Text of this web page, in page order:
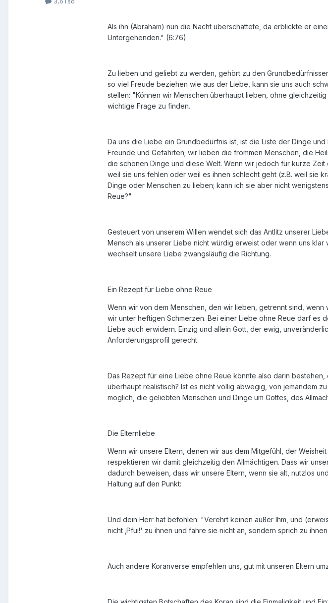
Als ihn (Abraham) nun die Nacht überschattete, da erblickte er
Untergehenden." (6:76)
Zu lieben und geliebt zu werden, gehört zu den
so viel Freude beziehen wie aus der Liebe, kann sie uns auch
stellen: "Können wir Menschen überhaupt lieben, ohne
wichtige Frage zu finden.
Da uns die Liebe ein Grundbedürfnis ist, ist die Liste der Dinge
Freunde und Gefährten; wir lieben die frommen Menschen, die
die schönen Dinge und diese Welt. Wenn wir jedoch für kurze
weil sie uns fehlen oder weil es ihnen schlecht geht (z.B. weil sie
Dinge oder Menschen zu lieben; kann ich sie aber nicht
Reue?"
Gesteuert von unserem Willen wendet sich das Antlitz unserer
Mensch als unserer Liebe nicht würdig erweist oder wenn uns
wechselt unsere Liebe zwangsläufig die Richtung.
Ein Rezept für Liebe ohne Reue
Wenn wir von dem Menschen, den wir lieben, getrennt sind,
wir unter heftigen Schmerzen. Bei einer Liebe ohne Reue darf es
Liebe auch erwidern. Einzig und allein Gott, der ewig,
Anforderungsprofil gerecht.
Das Rezept für eine Liebe ohne Reue könnte also darin
überhaupt realistisch? Ist es nicht völlig abwegig, von jemandem
möglich, die geliebten Menschen und Dinge um Gottes, des
Die Elternliebe
Wenn wir unsere Eltern, denen wir aus dem Mitgefühl, der
respektieren wir damit gleichzeitig den Allmächtigen. Dass wir
dadurch beweisen, dass wir unsere Eltern, wenn sie alt, nutzlos
Haltung auf den Punkt:
Und dein Herr hat befohlen: "Verehrt keinen außer Ihm, und
nicht ‚Pfui!' zu ihnen und fahre sie nicht an, sondern sprich zu
Auch andere Koranverse empfehlen uns, gut mit unseren Eltern